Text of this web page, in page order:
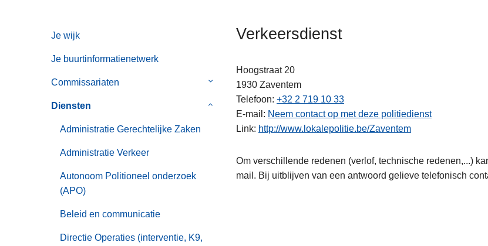
Je wijk
Je buurtinformatienetwerk
Commissariaten
Submenu
Commissariaten
Diensten
Submenu
Diensten
Administratie Gerechtelijke Zaken
Administratie Verkeer
Autonoom Politioneel onderzoek
(APO)
Beleid en communicatie
Directie Operaties (interventie, K9,
Verkeersdienst
Hoogstraat 20
1930 Zaventem
Telefoon +32 2 719 10 33
E-mail
Neem contact op met deze politiedienst
Link http://www.lokalepolitie.be/Zaventem
Om verschillende redenen (verlof, technische redenen,...)
mail. Bij uitblijven van een antwoord gelieve telefonisch